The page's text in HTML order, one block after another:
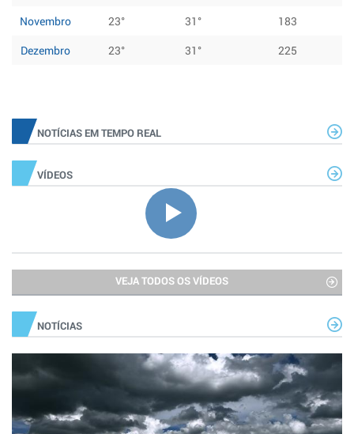
Novembro
23° 31°
183
Dezembro
23° 31° 225
NOTÍCIAS EM TEMPO REAL
VÍDEOS
VEJA TODOS OS VÍDEOS
NOTÍCIAS